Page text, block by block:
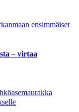
ensimmäiset
– virtaa